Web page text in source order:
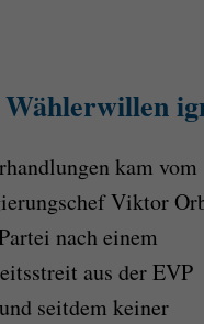
kam vom
Viktor
nach einem
aus der EVP
seitdem keiner